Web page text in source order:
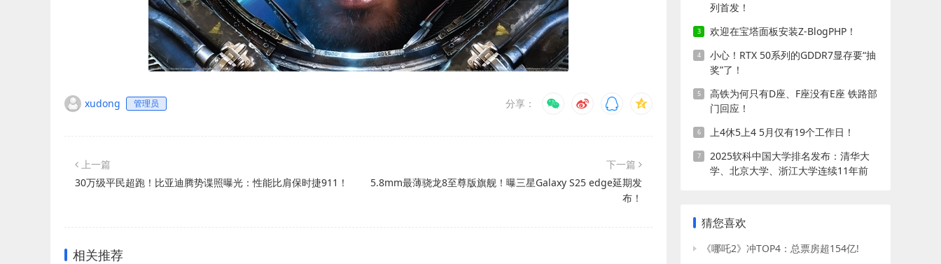
xudong 管理员 分享：
上一篇
30万级平民超跑！比亚迪腾势谍照曝光：性能比肩保时捷911！
下一篇
5.8mm最薄骁龙8至尊版旗舰！曝三星Galaxy S25 edge延期发
布！
相关推荐
列首发！
欢迎在宝塔面板安装Z-BlogPHP！
小心！RTX 50系列的GDDR7显存要“抽
奖”了！
高铁为何只有D座、F座没有E座 铁路部
门回应！
上4休5上4 5月仅有19个工作日！
2025软科中国大学排名发布：清华大
学、北京大学、浙江大学连续11年前
猜您喜欢
《哪吒2》冲TOP4：总票房超154亿!